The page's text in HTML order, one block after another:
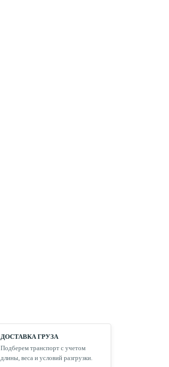
ДОСТАВКА ГРУЗА
Подберем транспорт с учетом
длины, веса и условий разгрузки.